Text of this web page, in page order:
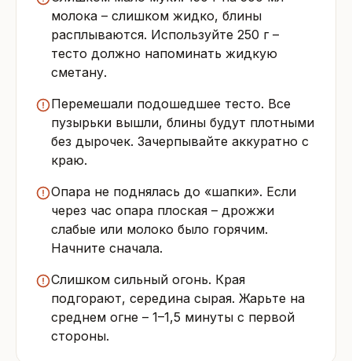
молока – слишком жидко, блины
расплываются. Используйте 250 г –
тесто должно напоминать жидкую
сметану.
Перемешали подошедшее тесто. Все
пузырьки вышли, блины будут плотными
без дырочек. Зачерпывайте аккуратно с
краю.
Опара не поднялась до «шапки». Если
через час опара плоская – дрожжи
слабые или молоко было горячим.
Начните сначала.
Слишком сильный огонь. Края
подгорают, середина сырая. Жарьте на
среднем огне – 1–1,5 минуты с первой
стороны.